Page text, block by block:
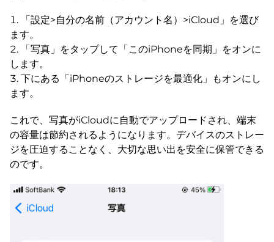
「設定>自分の名前（アカウント名）>iCloud」を選び
ます。
「写真」をタップして「このiPhoneを同期」をオンに
します。
下にある「iPhoneのストレージを最適化」もオンにし
ます。
これで、写真がiCloudに自動でアップロードされ、端末
の容量は節約されるようになります。デバイスのストレー
ジを圧迫することなく、大切な思い出を安全に保管できる
のです。